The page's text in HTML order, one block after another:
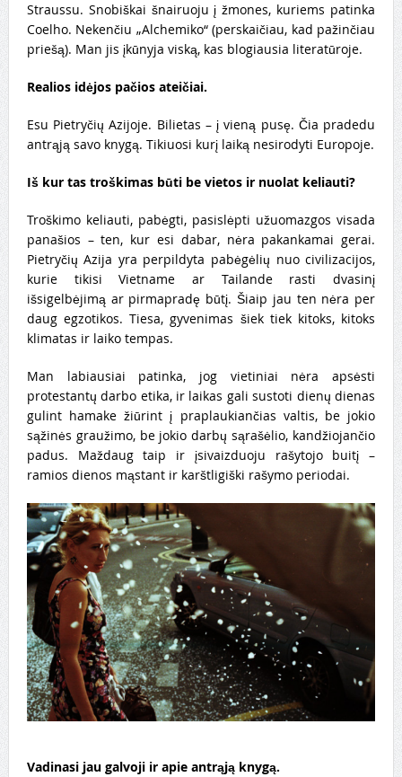
Straussu. Snobiškai šnairuoju į žmones, kuriems patinka
Coelho. Nekenčiu „Alchemiko“ (perskaičiau, kad pažinčiau
priešą). Man jis įkūnyja viską, kas blogiausia literatūroje.
Realios idėjos pačios ateičiai.
Esu Pietryčių Azijoje. Bilietas – į vieną pusę. Čia pradedu
antrąją savo knygą. Tikiuosi kurį laiką nesirodyti Europoje.
Iš kur tas troškimas būti be vietos ir nuolat keliauti?
Troškimo keliauti, pabėgti, pasislėpti užuomazgos visada
panašios – ten, kur esi dabar, nėra pakankamai gerai.
Pietryčių Azija yra perpildyta pabėgėlių nuo civilizacijos,
kurie tikisi Vietname ar Tailande rasti dvasinį
išsigelbėjimą ar pirmapradę būtį. Šiaip jau ten nėra per
daug egzotikos. Tiesa, gyvenimas šiek tiek kitoks, kitoks
klimatas ir laiko tempas.
Man labiausiai patinka, jog vietiniai nėra apsėsti
protestantų darbo etika, ir laikas gali sustoti dienų dienas
gulint hamake žiūrint į praplaukiančias valtis, be jokio
sąžinės graužimo, be jokio darbų sąrašėlio, kandžiojančio
padus. Maždaug taip ir įsivaizduoju rašytojo buitį –
ramios dienos mąstant ir karštligiški rašymo periodai.
Vadinasi jau galvoji ir apie antrąją knygą.